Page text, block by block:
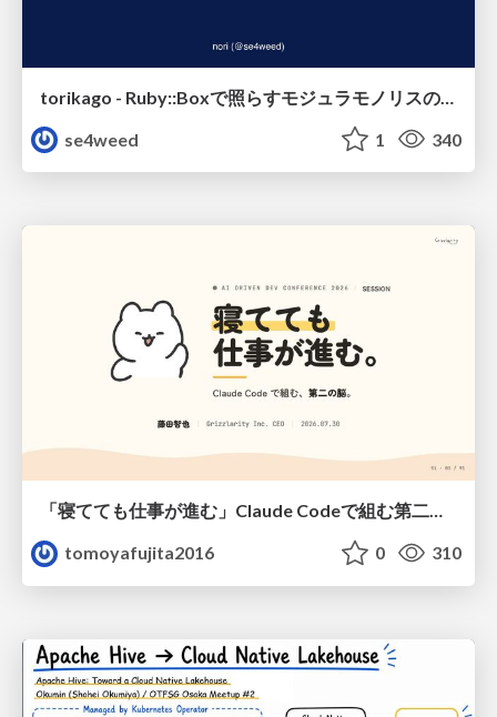
se4weed
1 340
「寝てても仕事が進む」Claude Codeで組む第二の脳
tomoyafujita2016
0 310